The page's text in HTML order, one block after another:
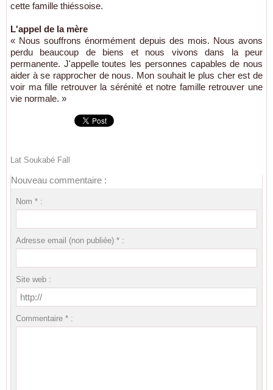
cette famille thiéssoise.
L'appel de la mère
« Nous souffrons énormément depuis des mois. Nous avons
perdu beaucoup de biens et nous vivons dans la peur
permanente. J'appelle toutes les personnes capables de nous
aider à se rapprocher de nous. Mon souhait le plus cher est de
voir ma fille retrouver la sérénité et notre famille retrouver une
vie normale. »
Lat Soukabé Fall
Nouveau commentaire :
Nom * :
Adresse email (non publiée) * :
Site web :
Commentaire * :